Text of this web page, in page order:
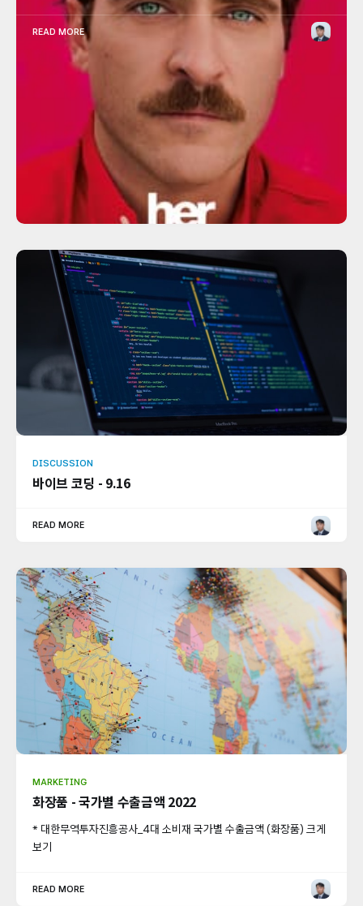
READ MORE
DISCUSSION
바이브 코딩 - 9.16
READ MORE
MARKETING
화장품 - 국가별 수출금액 2022
* 대한무역투자진흥공사_4대 소비재 국가별 수출금액 (화장품) 크게
보기
READ MORE